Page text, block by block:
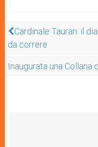
Cardinale Tauran: il
da correre
Inaugurata una Collana